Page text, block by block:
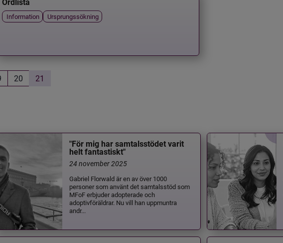
Ordlista
Information Ursprungssökning
20 21
"För mig har samtalsstödet varit
helt fantastiskt"
24 november 2025
Gabriel Florwald är en av över 1000
personer som använt det samtalsstöd som
MFoF erbjuder adopterade och
adoptivföräldrar. Nu vill han uppmuntra
andr...